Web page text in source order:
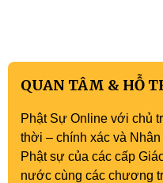
QUAN TÂM & HỖ
Phật Sự Online với chủ
thời – chính xác và Nhân
Phật sự của các cấp
nước cùng các chương